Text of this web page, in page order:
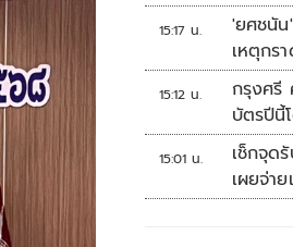
กัน ยัน
15:17 น.
'ยศชนั
เหตุกร
ทั้งประเ
15:12 น.
กรุงศรี
บัตรปีนี้
15:01 น.
เช็กจุด
เผยจ่า
ยิงแล้ว